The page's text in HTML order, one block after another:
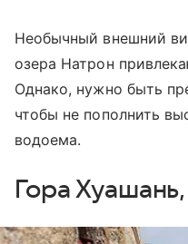
Необычный внешний
озера Натрон
Однако, нужно быть
чтобы не пополнить
водоема.
Гора